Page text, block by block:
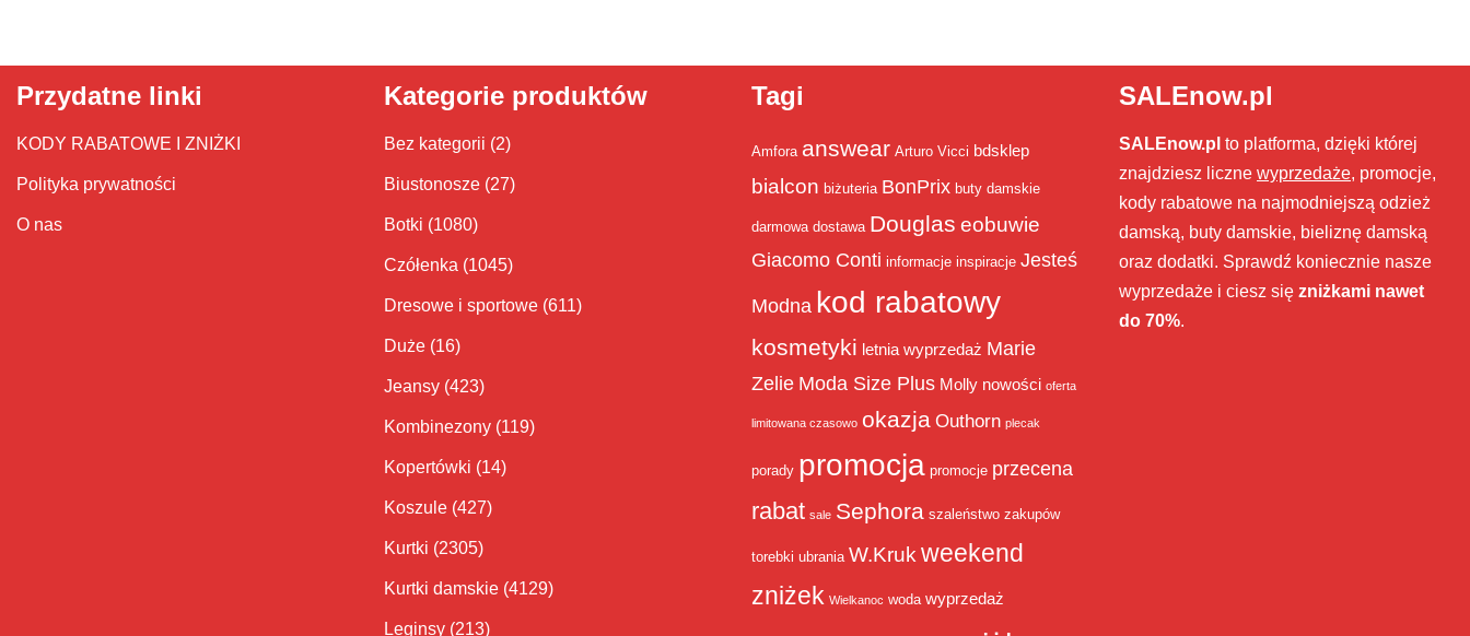
Przydatne linki
KODY RABATOWE I ZNIŻKI
Polityka prywatności
O nas
Kategorie produktów
Bez kategorii (2)
Biustonosze (27)
Botki (1080)
Czółenka (1045)
Dresowe i sportowe (611)
Duże (16)
Jeansy (423)
Kombinezony (119)
Kopertówki (14)
Koszule (427)
Kurtki (2305)
Kurtki damskie (4129)
Leginsy (213)
Tagi
Amfora answear Arturo Vicci bdsklep
bialcon biżuteria BonPrix buty damskie
darmowa dostawa Douglas eobuwie
Giacomo Conti informacje inspiracje Jesteś
Modna kod rabatowy
kosmetyki letnia wyprzedaż Marie
Zelie Moda Size Plus Molly nowości oferta
limitowana czasowo okazja Outhorn plecak
porady promocja promocje przecena
rabat sale Sephora szaleństwo zakupów
torebki ubrania W.Kruk weekend
zniżek Wielkanoc woda wyprzedaż
SALEnow.pl
SALEnow.pl to platforma, dzięki której
znajdziesz liczne wyprzedaże, promocje,
kody rabatowe na najmodniejszą odzież
damską, buty damskie, bieliznę damską
oraz dodatki. Sprawdź koniecznie nasze
wyprzedaże i ciesz się zniżkami nawet
do 70%.